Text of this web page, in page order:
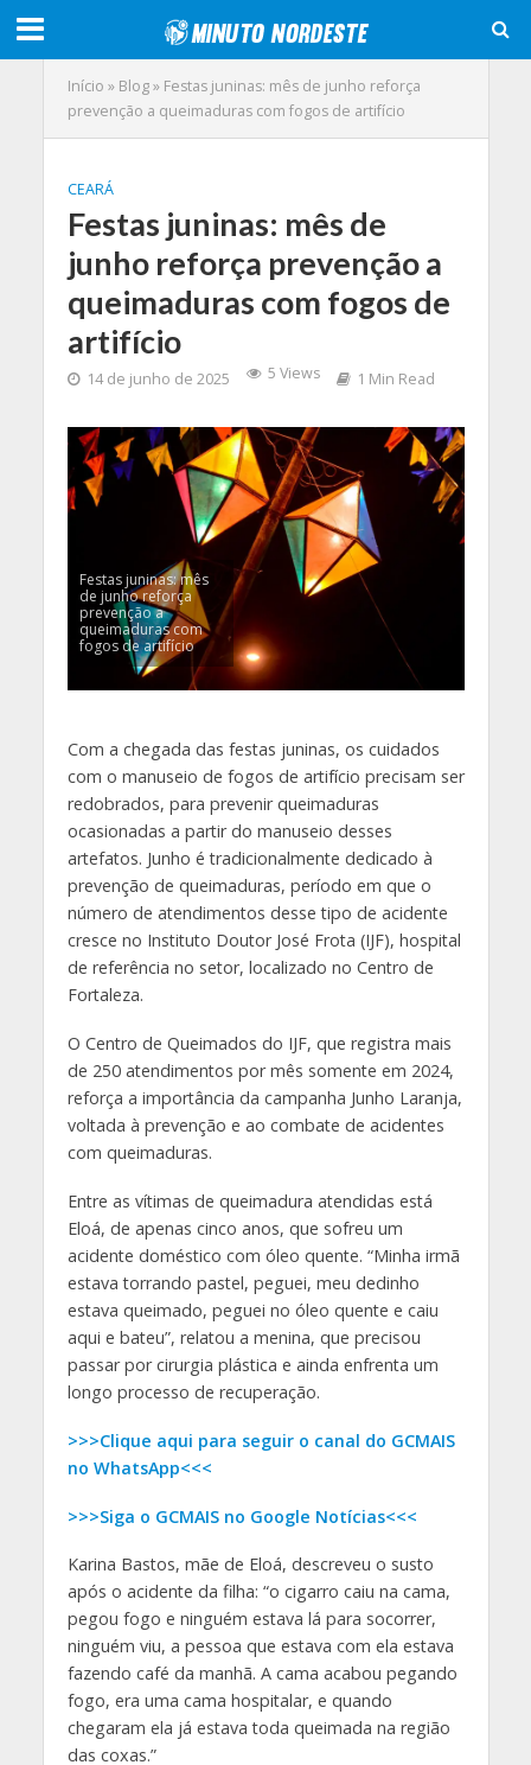
Início » Blog» Festas juninas: mês de junho reforça
prevenção a queimaduras com fogos de artifício
CEARÁ
Festas juninas: mês de
junho reforça prevenção a
queimaduras com fogos de
artifício
14 de junho de 2025 5 Views 1 Min Read
Festas juninas: mês
de junho reforça
prevenção a
queimaduras com
fogos de artifício
Com a chegada das festas juninas, os cuidados
com o manuseio de fogos de artifício precisam ser
redobrados, para prevenir queimaduras
ocasionadas a partir do manuseio desses
artefatos. Junho é tradicionalmente dedicado à
prevenção de queimaduras, período em que o
número de atendimentos desse tipo de acidente
cresce no Instituto Doutor José Frota (IJF), hospital
de referência no setor, localizado no Centro de
Fortaleza.
O Centro de Queimados do IJF, que registra mais
de 250 atendimentos por mês somente em 2024,
reforça a importância da campanha Junho Laranja,
voltada à prevenção e ao combate de acidentes
com queimaduras.
Entre as vítimas de queimadura atendidas está
Eloá, de apenas cinco anos, que sofreu um
acidente doméstico com óleo quente. “Minha irmã
estava torrando pastel, peguei, meu dedinho
estava queimado, peguei no óleo quente e caiu
aqui e bateu”, relatou a menina, que precisou
passar por cirurgia plástica e ainda enfrenta um
longo processo de recuperação.
>>>Clique aqui para seguir o canal do GCMAIS
no WhatsApp<<<
>>>Siga o GCMAIS no Google Notícias<<<
Karina Bastos, mãe de Eloá, descreveu o susto
após o acidente da filha: “o cigarro caiu na cama,
pegou fogo e ninguém estava lá para socorrer,
ninguém viu, a pessoa que estava com ela estava
fazendo café da manhã. A cama acabou pegando
fogo, era uma cama hospitalar, e quando
chegaram ela já estava toda queimada na região
das coxas.”